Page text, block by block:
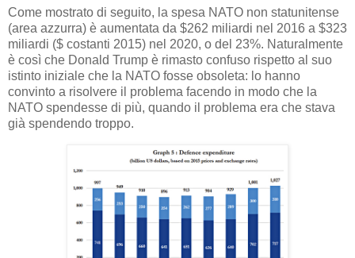
Come mostrato di seguito, la spesa NATO non statunitense
(area azzurra) è aumentata da $262 miliardi nel 2016 a $323
miliardi ($ costanti 2015) nel 2020, o del 23%. Naturalmente
è così che Donald Trump è rimasto confuso rispetto al suo
istinto iniziale che la NATO fosse obsoleta: lo hanno
convinto a risolvere il problema facendo in modo che la
NATO spendesse di più, quando il problema era che stava
già spendendo troppo.